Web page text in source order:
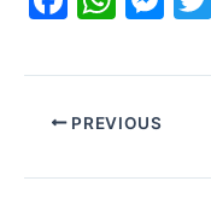
c
e
o
at
s
p
s
n
PREVIOUS